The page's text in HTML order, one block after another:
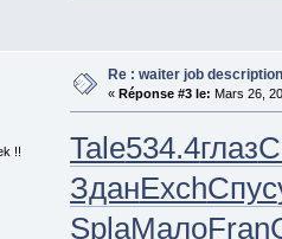
!!
Re : waiter job
« Réponse #3 le: Mars 26,
Tale534.4глаз
ЗданExchСпус
SplaМалоFran